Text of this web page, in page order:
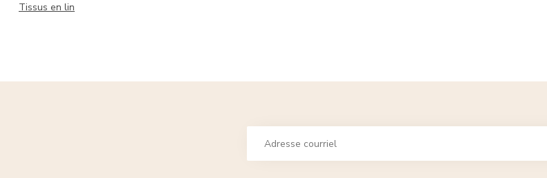
Tissus en lin